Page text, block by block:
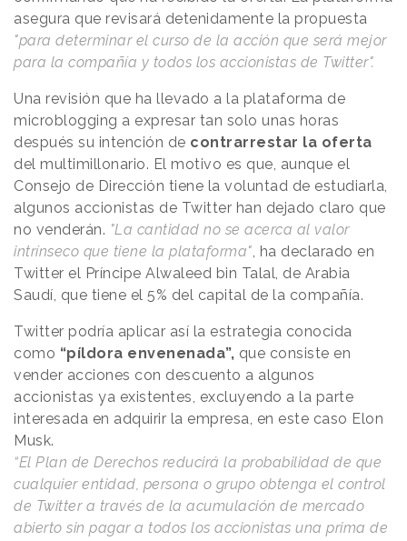
asegura que revisará detenidamente la propuesta
"para determinar el curso de la acción que será mejor
para la compañía y todos los accionistas de Twitter".
Una revisión que ha llevado a la plataforma de
microblogging a expresar tan solo unas horas
después su intención de contrarrestar la oferta
del multimillonario. El motivo es que, aunque el
Consejo de Dirección tiene la voluntad de estudiarla,
algunos accionistas de Twitter han dejado claro que
no venderán. "La cantidad no se acerca al valor
intrínseco que tiene la plataforma" , ha declarado en
Twitter el Príncipe Alwaleed bin Talal, de Arabia
Saudí, que tiene el 5% del capital de la compañía.
Twitter podría aplicar así la estrategia conocida
como “píldora envenenada”, que consiste en
vender acciones con descuento a algunos
accionistas ya existentes, excluyendo a la parte
interesada en adquirir la empresa, en este caso Elon
Musk.
“El Plan de Derechos reducirá la probabilidad de que
cualquier entidad, persona o grupo obtenga el control
de Twitter a través de la acumulación de mercado
abierto sin pagar a todos los accionistas una prima de